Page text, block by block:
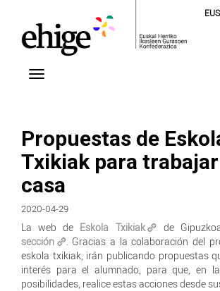
Propuestas de
Txikiak para
casa
2020-04-29
La web de Eskola Txikiak de
sección
. Gracias a la colaboración del
eskola txikiak, irán publicando propuestas
interés para el alumnado, para que, en
posibilidades, realice estas acciones desde